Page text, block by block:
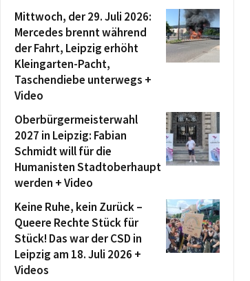
Mittwoch, der 29. Juli 2026:
Mercedes brennt während
der Fahrt, Leipzig erhöht
Kleingarten-Pacht,
Taschendiebe unterwegs +
Video
Oberbürgermeisterwahl
2027 in Leipzig: Fabian
Schmidt will für die
Humanisten Stadtoberhaupt
werden + Video
Keine Ruhe, kein Zurück –
Queere Rechte Stück für
Stück! Das war der CSD in
Leipzig am 18. Juli 2026 +
Videos